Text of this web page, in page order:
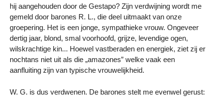
hij aangehouden door de Gestapo? Zijn verdwijning wordt me
gemeld door barones R. L., die deel uitmaakt van onze
groepering. Het is een jonge, sympathieke vrouw. Ongeveer
dertig jaar, blond, smal voorhoofd, grijze, levendige ogen,
wilskrachtige kin... Hoewel vastberaden en energiek, ziet zij er
nochtans niet uit als die „amazones” welke vaak een
aanfluiting zijn van typische vrouwelijkheid.
W. G. is dus verdwenen. De barones stelt me evenwel gerust: